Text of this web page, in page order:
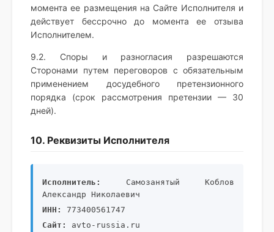
момента ее размещения на Сайте Исполнителя и
действует бессрочно до момента ее отзыва
Исполнителем.
9.2. Споры и разногласия разрешаются
Сторонами путем переговоров с обязательным
применением досудебного претензионного
порядка (срок рассмотрения претензии — 30
дней).
10. Реквизиты Исполнителя
Исполнитель:
Самозанятый Коблов
Александр Николаевич
ИНН:
773400561747
Сайт:
avto-russia.ru